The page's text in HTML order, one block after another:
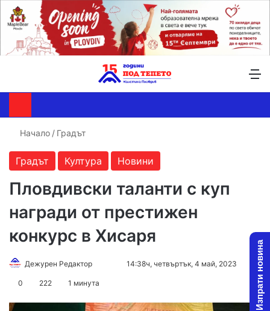
Начало / Градът
Градът Култура Новини
Пловдивски таланти с куп
награди от престижен
конкурс в Хисаря
Дежурен Редактор
Send14:38ч, четвъртък, 4 май, 2023
0 222 1 минута Изпрати новина